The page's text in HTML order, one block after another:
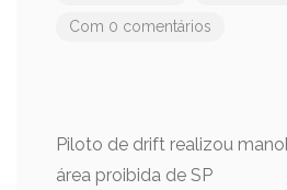
Com 0 comentários
Piloto de drift realizou
área proibida de SP